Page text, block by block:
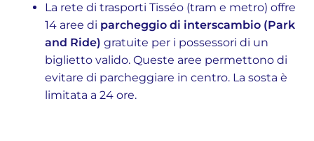
La rete di trasporti Tisséo (tram e metro) offre
14 aree di parcheggio di interscambio (Park
and Ride) gratuite per i possessori di un
biglietto valido. Queste aree permettono di
evitare di parcheggiare in centro. La sosta è
limitata a 24 ore.